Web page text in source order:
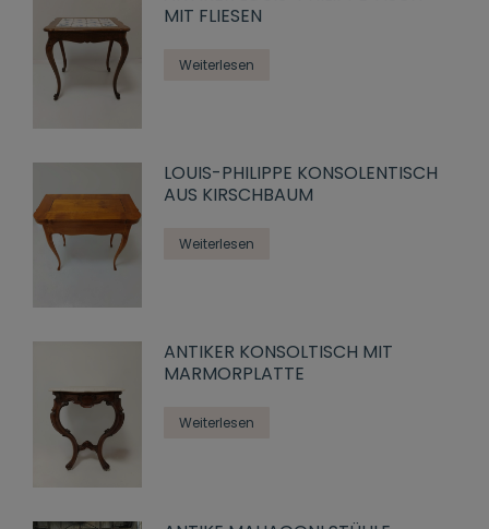
MIT FLIESEN
Weiterlesen
LOUIS-PHILIPPE KONSOLENTISCH
AUS KIRSCHBAUM
Weiterlesen
ANTIKER KONSOLTISCH MIT
MARMORPLATTE
Weiterlesen